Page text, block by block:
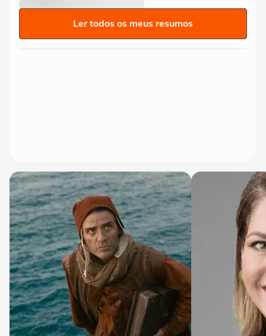
Ler todos os meus resumos